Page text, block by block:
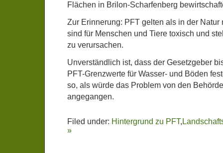
Flächen in Brilon-Scharfenberg
Zur Erinnerung: PFT gelten als in der Natur
sind für Menschen und Tiere toxisch und
zu verursachen.
Unverständlich ist, dass der Gesetzgeber
PFT-Grenzwerte für Wasser- und Böden
so, als würde das Problem von den
angegangen.
Filed under: Hintergrund zu PFT,
»